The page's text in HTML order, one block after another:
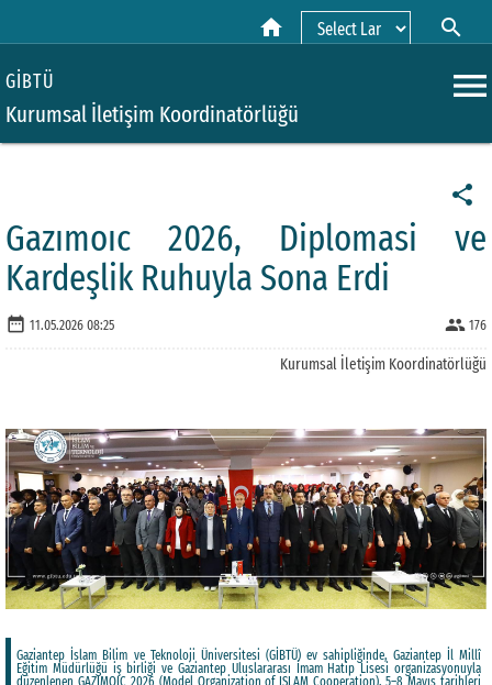
home search
GİBTÜ
Kurumsal İletişim Koordinatörlüğü
menu
share
Gazımoıc 2026, Diplomasi ve
Kardeşlik Ruhuyla Sona Erdi
date_range 11.05.2026 08:25 people 176
Kurumsal İletişim Koordinatörlüğü
Gaziantep İslam Bilim ve Teknoloji Üniversitesi (GİBTÜ) ev sahipliğinde, Gaziantep İl Millî
Eğitim Müdürlüğü iş birliği ve Gaziantep Uluslararası İmam Hatip Lisesi organizasyonuyla
düzenlenen GAZIMOIC 2026 (Model Organization of ISLAM Cooperation), 5–8 Mayıs tarihleri